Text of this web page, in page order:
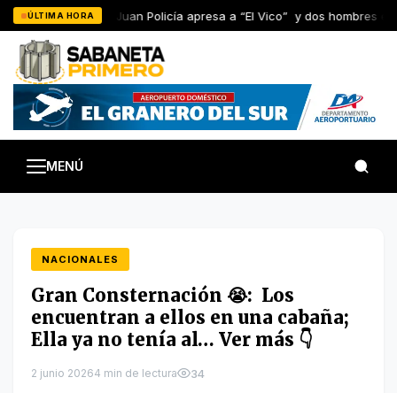
Saltar
al
contenido
ÚLTIMA HORAEn San Juan Policía apresa a “El Vico” y dos hombres en
MENÚ
NACIONALES
Gran Consternación 😭: Los
encuentran a ellos en una cabaña;
Ella ya no tenía al… Ver más 👇
2 junio 20264 min de lectura 34